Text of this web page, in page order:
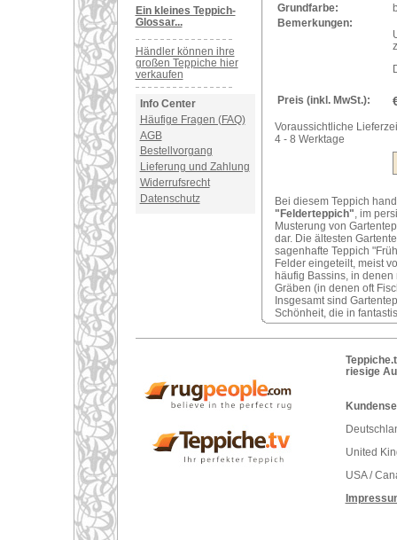
Ein kleines Teppich-
Glossar...
Händler können ihre
großen Teppiche hier
verkaufen
Info Center
Häufige Fragen (FAQ)
AGB
Bestellvorgang
Lieferung und Zahlung
Widerrufsrecht
Datenschutz
Grundfarbe:
Bemerkungen:
Preis (inkl. MwSt.):
Voraussichtliche
4 - 8 Werktage
Bei diesem Teppich
"Felderteppich", im
Musterung von
dar. Die ältesten
sagenhafte Teppich
Felder eingeteilt, meist
häufig Bassins, in
Gräben (in denen oft
Insgesamt sind
Schönheit, die in
riesige
United
USA /